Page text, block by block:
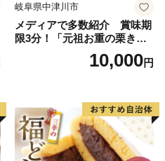
岐阜県中津川市
メディアで多数紹介 賞味期
限3分！「元祖お重の栗きん
とんモンブラン」 【未来の
ご褒美】スイーツ 栗 モンブ
子 菓子 F4N-2298
10,000円